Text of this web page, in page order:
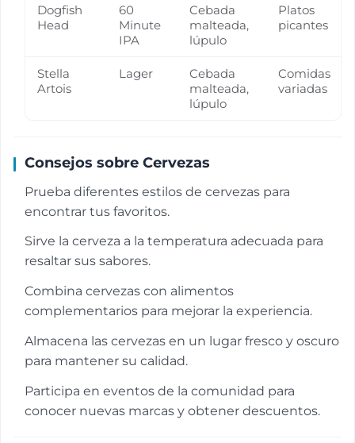
Dogfish
Head
60
Minute
IPA
Cebada
malteada,
lúpulo
Platos
picantes
Stella
Artois
Lager
Cebada
malteada,
lúpulo
Comidas
variadas
Consejos sobre Cervezas
Prueba diferentes estilos de cervezas para
encontrar tus favoritos.
Sirve la cerveza a la temperatura adecuada para
resaltar sus sabores.
Combina cervezas con alimentos
complementarios para mejorar la experiencia.
Almacena las cervezas en un lugar fresco y oscuro
para mantener su calidad.
Participa en eventos de la comunidad para
conocer nuevas marcas y obtener descuentos.